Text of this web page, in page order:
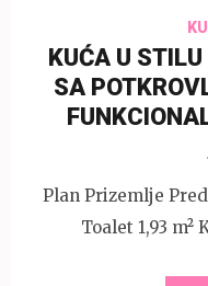
KUĆA U
SA
Plan Prizemlje
Toalet 1,93 m²